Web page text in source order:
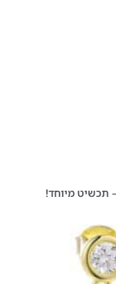
תכשיט מיוחד!